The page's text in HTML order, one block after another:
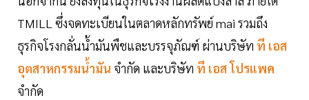
TMILL ซึ่งจดทะเบียนในตลาดหลักทรัพย์ mai รวมถึง
ธุรกิจโรงกลั่นน้ำมันพืชและบรรจุภัณฑ์ ผ่านบริษัท ที เอส
อุตสาหกรรมน้ำมัน จำกัด และบริษัท ที เอส โปรแพค
จำกัด